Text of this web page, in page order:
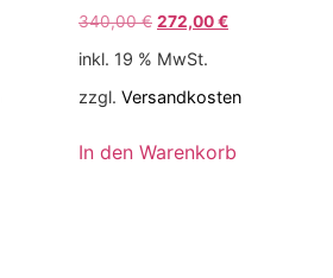
340,00€ 272,00€
inkl. 19 % MwSt.
zzgl. Versandkosten
In den Warenkorb